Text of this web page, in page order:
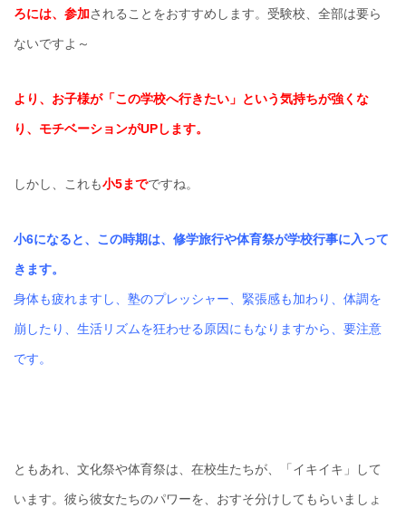
ろには、参加されることをおすすめします。受験校、全部は要ら
ないですよ～
より、お子様が「この学校へ行きたい」という気持ちが強くな
り、モチベーションがUPします。
しかし、これも小5までですね。
小6になると、この時期は、修学旅行や体育祭が学校行事に入って
きます。
身体も疲れますし、塾のプレッシャー、緊張感も加わり、体調を
崩したり、生活リズムを狂わせる原因にもなりますから、要注意
です。
ともあれ、文化祭や体育祭は、在校生たちが、「イキイキ」して
います。彼ら彼女たちのパワーを、おすそ分けしてもらいましょ